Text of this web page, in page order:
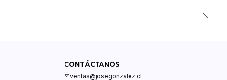
CONTÁCTANOS
ventas@josegonzalez.cl